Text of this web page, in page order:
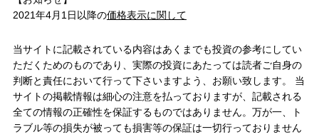
2021年4月1日以降の価格表示に関して
当サイトに記載されている内容はあくまでも投資の参考にしてい
ただくためのものであり、実際の投資にあたっては読者ご自身の
判断と責任において行って下さいますよう、お願い致します。 当
サイトの掲載情報は細心の注意を払っておりますが、記載される
全ての情報の正確性を保証するものではありません。万が一、ト
ラブル等の損失が被っても損害等の保証は一切行っておりません